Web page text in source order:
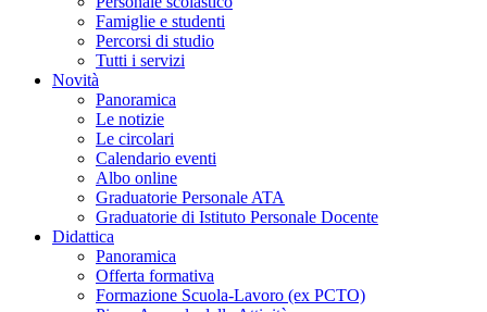
Famiglie e studenti
Percorsi di studio
Tutti i servizi
Novità
Panoramica
Le notizie
Le circolari
Calendario eventi
Albo online
Graduatorie Personale ATA
Graduatorie di Istituto Personale Docente
Didattica
Panoramica
Offerta formativa
Formazione Scuola-Lavoro (ex PCTO)